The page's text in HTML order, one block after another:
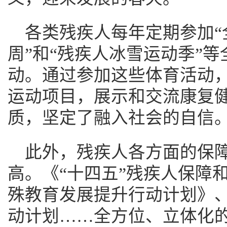
各类残疾人每年定期参加
周”和“残疾人冰雪运动季”
动。通过参加这些体育活动
运动项目，展示和交流康复
质，坚定了融入社会的自信
此外，残疾人各方面的保
高。《“十四五”残疾人保障
殊教育发展提升行动计划》
动计划……全方位、立体化